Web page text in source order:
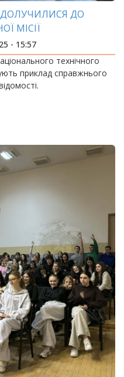
ДО
МІСІЇ
- 15:57
технічного
приклад справжнього